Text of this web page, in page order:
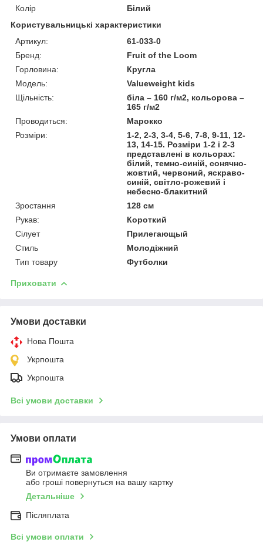
Колір
Білий
Користувальницькі характеристики
Артикул:
61-033-0
Бренд:
Fruit of the Loom
Горловина:
Кругла
Модель:
Valueweight kids
Щільність:
біла – 160 г/м2, кольорова –
165 г/м2
Проводиться:
Марокко
Розміри:
1-2, 2-3, 3-4, 5-6, 7-8, 9-11, 12-
13, 14-15. Розміри 1-2 і 2-3
представлені в кольорах:
білий, темно-синій, сонячно-
жовтий, червоний, яскраво-
синій, світло-рожевий і
небесно-блакитний
Зростання
128 см
Рукав:
Короткий
Сілует
Прилегающый
Стиль
Молодіжний
Тип товару
Футболки
Приховати
Умови доставки
Нова Пошта
Укрпошта
Укрпошта
Всі умови доставки
Умови оплати
Ви отримаєте замовлення
або гроші повернуться на вашу картку
Детальніше
Післяплата
Всі умови оплати